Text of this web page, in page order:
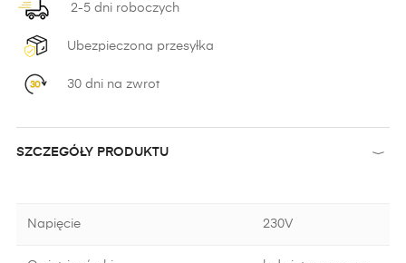
2-5 dni roboczych
Ubezpieczona przesyłka
30 dni na zwrot
SZCZEGÓŁY PRODUKTU
Napięcie 230V